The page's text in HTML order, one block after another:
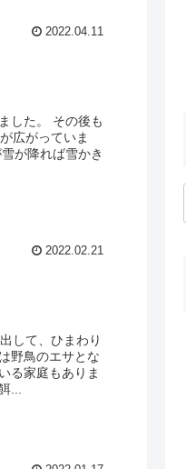
2022.04.11
した。 その後も
広がっていま
が降れば雪かき
2022.02.21
して、ひまわり
野鳥のエサとな
る家庭もありま
...